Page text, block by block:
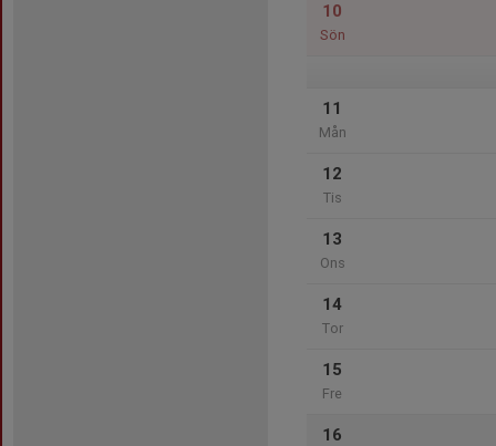
10
Sön
11
Mån
12
Tis
13
Ons
14
Tor
15
Fre
16